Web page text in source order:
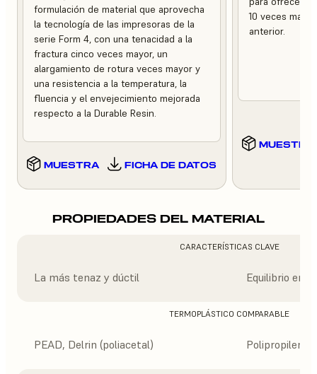
formulación de material que aprovecha
la tecnología de las impresoras de la
serie Form 4, con una tenacidad a la
fractura cinco veces mayor, un
alargamiento de rotura veces mayor y
una resistencia a la temperatura, la
fluencia y el envejecimiento mejorada
respecto a la Durable Resin.
MUESTRA FICHA DE DATOS
10 veces
anterior.
MUESTRA
PROPIEDADES DEL MATERIAL
CARACTERÍSTICAS CLAVE
La más tenaz y dúctil Equilibrio
TERMOPLÁSTICO COMPARABLE
PEAD, Delrin (poliacetal) Polipropileno